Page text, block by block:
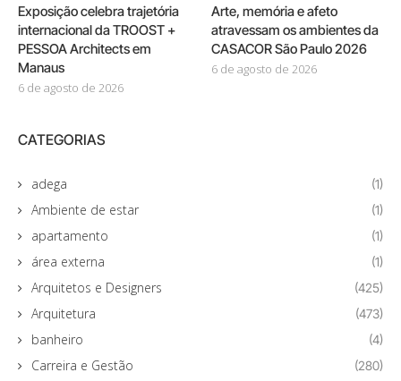
Exposição celebra trajetória
internacional da TROOST +
PESSOA Architects em
Manaus
6 de agosto de 2026
Arte, memória e afeto
atravessam os ambientes da
CASACOR São Paulo 2026
6 de agosto de 2026
CATEGORIAS
adega (1)
Ambiente de estar (1)
apartamento (1)
área externa (1)
Arquitetos e Designers (425)
Arquitetura (473)
banheiro (4)
Carreira e Gestão (280)